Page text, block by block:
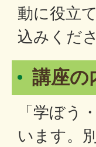
動に役立
込みくだ
講座の
「学ぼう
います。